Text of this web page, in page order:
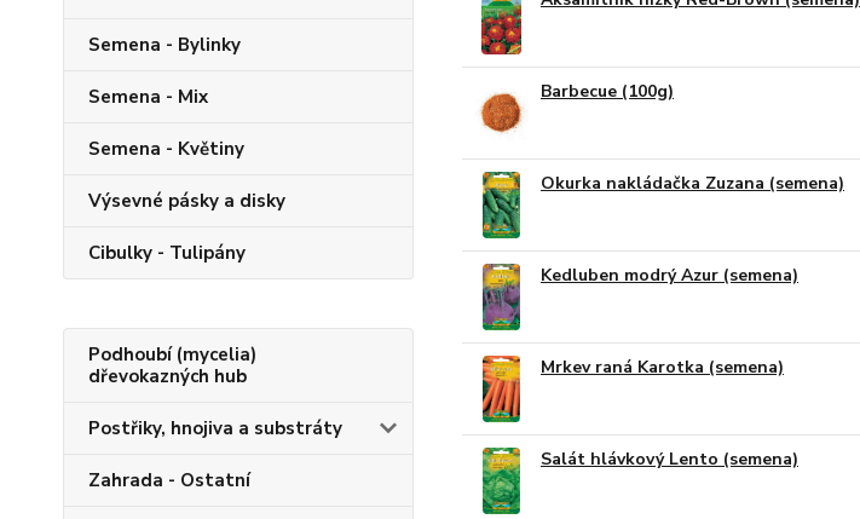
Semena - Bylinky
Semena - Mix
Semena - Květiny
Výsevné pásky a disky
Cibulky - Tulipány
Podhoubí (mycelia)
dřevokazných hub
Postřiky, hnojiva a substráty
Zahrada - Ostatní
Barbecue (100g)
Okurka nakládačka Zuzana (semena)
Kedluben modrý Azur (semena)
Mrkev raná Karotka (semena)
Salát hlávkový Lento (semena)